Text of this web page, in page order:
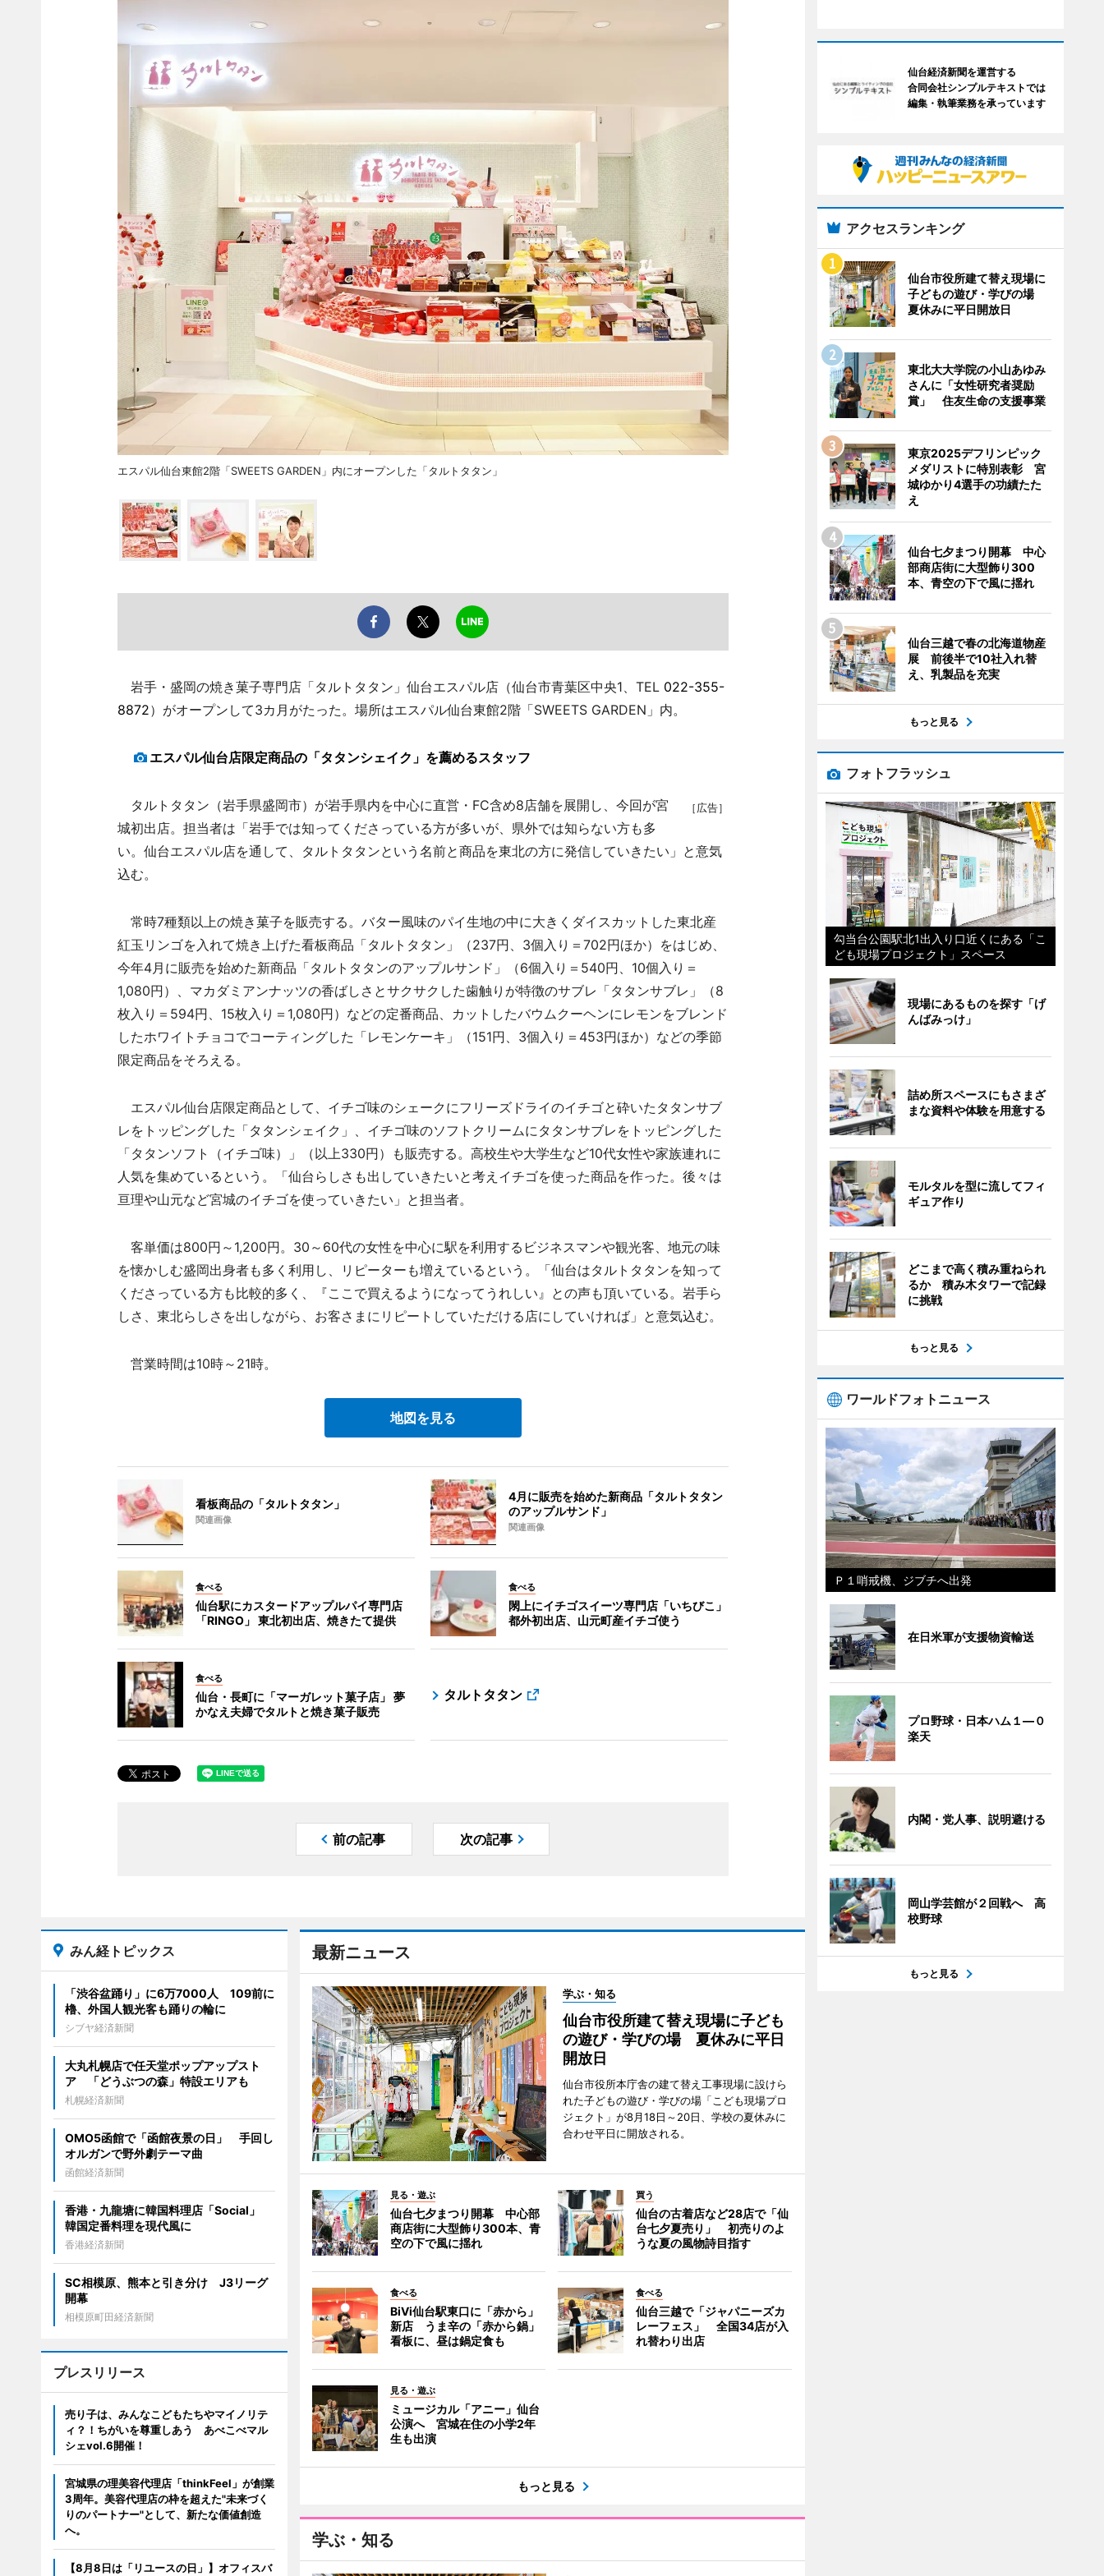
エスパル仙台東館2階「SWEETS GARDEN」内にオープンした「タルトタタン」
岩手・盛岡の焼き菓子専門店「タルトタタン」仙台エスパル店（仙台市青葉区中央1、TEL 022-355-
8872）がオープンして3カ月がたった。場所はエスパル仙台東館2階「SWEETS GARDEN」内。
エスパル仙台店限定商品の「タタンシェイク」を薦めるスタッフ
［広告］
タルトタタン（岩手県盛岡市）が岩手県内を中心に直営・FC含め8店舗を展開し、今回が宮
城初出店。担当者は「岩手では知ってくださっている方が多いが、県外では知らない方も多
い。仙台エスパル店を通して、タルトタタンという名前と商品を東北の方に発信していきたい」と意気
込む。
常時7種類以上の焼き菓子を販売する。バター風味のパイ生地の中に大きくダイスカットした東北産
紅玉リンゴを入れて焼き上げた看板商品「タルトタタン」（237円、3個入り＝702円ほか）をはじめ、
今年4月に販売を始めた新商品「タルトタタンのアップルサンド」（6個入り＝540円、10個入り＝
1,080円）、マカダミアンナッツの香ばしさとサクサクした歯触りが特徴のサブレ「タタンサブレ」（8
枚入り＝594円、15枚入り＝1,080円）などの定番商品、カットしたバウムクーヘンにレモンをブレンド
したホワイトチョコでコーティングした「レモンケーキ」（151円、3個入り＝453円ほか）などの季節
限定商品をそろえる。
エスパル仙台店限定商品として、イチゴ味のシェークにフリーズドライのイチゴと砕いたタタンサブ
レをトッピングした「タタンシェイク」、イチゴ味のソフトクリームにタタンサブレをトッピングした
「タタンソフト（イチゴ味）」（以上330円）も販売する。高校生や大学生など10代女性や家族連れに
人気を集めているという。「仙台らしさも出していきたいと考えイチゴを使った商品を作った。後々は
亘理や山元など宮城のイチゴを使っていきたい」と担当者。
客単価は800円～1,200円。30～60代の女性を中心に駅を利用するビジネスマンや観光客、地元の味
を懐かしむ盛岡出身者も多く利用し、リピーターも増えているという。「仙台はタルトタタンを知って
くださっている方も比較的多く、『ここで買えるようになってうれしい』との声も頂いている。岩手ら
しさ、東北らしさを出しながら、お客さまにリピートしていただける店にしていければ」と意気込む。
営業時間は10時～21時。
地図を見る
看板商品の「タルトタタン」
関連画像
4月に販売を始めた新商品「タルトタタン
のアップルサンド」
関連画像
食べる
仙台駅にカスタードアップルパイ専門店
「RINGO」 東北初出店、焼きたて提供
食べる
閖上にイチゴスイーツ専門店「いちびこ」
都外初出店、山元町産イチゴ使う
食べる
仙台・長町に「マーガレット菓子店」 夢
かなえ夫婦でタルトと焼き菓子販売
タルトタタン
前の記事 次の記事
最新ニュース
学ぶ・知る
仙台市役所建て替え現場に子ども
の遊び・学びの場 夏休みに平日
開放日
仙台市役所本庁舎の建て替え工事現場に設けら
れた子どもの遊び・学びの場「こども現場プロ
ジェクト」が8月18日～20日、学校の夏休みに
合わせ平日に開放される。
見る・遊ぶ
仙台七夕まつり開幕 中心部
商店街に大型飾り300本、青
空の下で風に揺れ
買う
仙台の古着店など28店で「仙
台七夕夏売り」 初売りのよ
うな夏の風物詩目指す
食べる
BiVi仙台駅東口に「赤から」
新店 うま辛の「赤から鍋」
看板に、昼は鍋定食も
食べる
仙台三越で「ジャパニーズカ
レーフェス」 全国34店が入
れ替わり出店
見る・遊ぶ
ミュージカル「アニー」仙台
公演へ 宮城在住の小学2年
生も出演
もっと見る
学ぶ・知る
みん経トピックス
「渋谷盆踊り」に6万7000人 109前に
櫓、外国人観光客も踊りの輪に
シブヤ経済新聞
大丸札幌店で任天堂ポップアップスト
ア 「どうぶつの森」特設エリアも
札幌経済新聞
OMO5函館で「函館夜景の日」 手回し
オルガンで野外劇テーマ曲
函館経済新聞
香港・九龍塘に韓国料理店「Social」
韓国定番料理を現代風に
香港経済新聞
SC相模原、熊本と引き分け J3リーグ
開幕
相模原町田経済新聞
プレスリリース
売り子は、みんなこどもたちやマイノリテ
ィ？！ちがいを尊重しあう あべこべマル
シェvol.6開催！
宮城県の理美容代理店「thinkFeel」が創業
3周年。美容代理店の枠を超えた"未来づく
りのパートナー"として、新たな価値創造
へ。
【8月8日は「リユースの日」】オフィスバ
仙台経済新聞を運営する
合同会社シンプルテキストでは
編集・執筆業務を承っています
アクセスランキング
仙台市役所建て替え現場に
子どもの遊び・学びの場
夏休みに平日開放日
東北大大学院の小山あゆみ
さんに「女性研究者奨励
賞」 住友生命の支援事業
東京2025デフリンピック
メダリストに特別表彰 宮
城ゆかり4選手の功績たた
え
仙台七夕まつり開幕 中心
部商店街に大型飾り300
本、青空の下で風に揺れ
仙台三越で春の北海道物産
展 前後半で10社入れ替
え、乳製品を充実
もっと見る
フォトフラッシュ
勾当台公園駅北1出入り口近くにある「こ
ども現場プロジェクト」スペース
現場にあるものを探す「げ
んばみっけ」
詰め所スペースにもさまざ
まな資料や体験を用意する
モルタルを型に流してフィ
ギュア作り
どこまで高く積み重ねられ
るか 積み木タワーで記録
に挑戦
もっと見る
ワールドフォトニュース
Ｐ１哨戒機、ジブチへ出発
在日米軍が支援物資輸送
プロ野球・日本ハム１―０
楽天
内閣・党人事、説明避ける
岡山学芸館が２回戦へ 高
校野球
もっと見る